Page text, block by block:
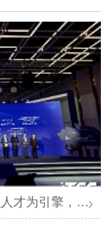
石，驱动智能未来